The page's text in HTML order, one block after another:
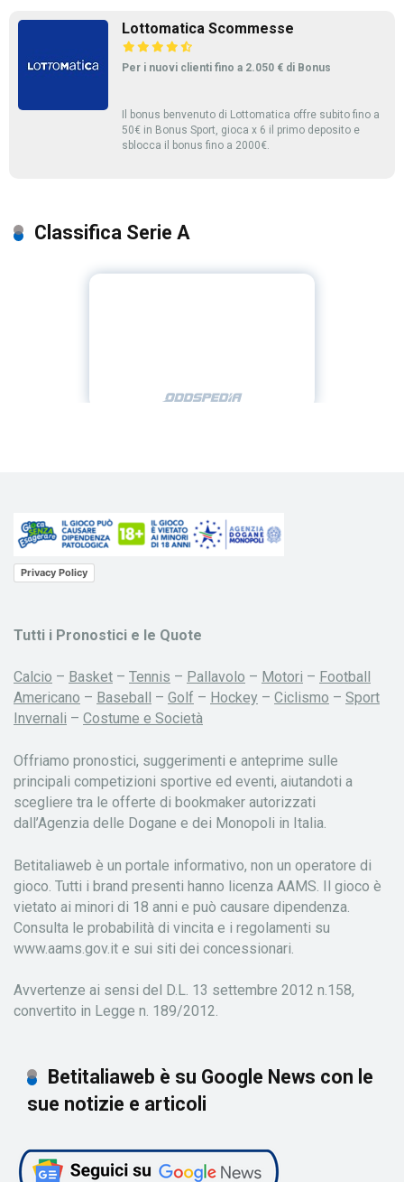
Lottomatica Scommesse
Per i nuovi clienti fino a 2.050 € di Bonus
Il bonus benvenuto di Lottomatica offre subito fino a
50€ in Bonus Sport, gioca x 6 il primo deposito e
sblocca il bonus fino a 2000€.
Classifica Serie A
Privacy Policy
Tutti i Pronostici e le Quote
Calcio – Basket – Tennis – Pallavolo – Motori – Football
Americano – Baseball – Golf – Hockey – Ciclismo – Sport
Invernali – Costume e Società
Offriamo pronostici, suggerimenti e anteprime sulle
principali competizioni sportive ed eventi, aiutandoti a
scegliere tra le offerte di bookmaker autorizzati
dall’Agenzia delle Dogane e dei Monopoli in Italia.
Betitaliaweb è un portale informativo, non un operatore di
gioco. Tutti i brand presenti hanno licenza AAMS. Il gioco è
vietato ai minori di 18 anni e può causare dipendenza.
Consulta le probabilità di vincita e i regolamenti su
www.aams.gov.it e sui siti dei concessionari.
Avvertenze ai sensi del D.L. 13 settembre 2012 n.158,
convertito in Legge n. 189/2012.
Betitaliaweb è su Google News con le
sue notizie e articoli